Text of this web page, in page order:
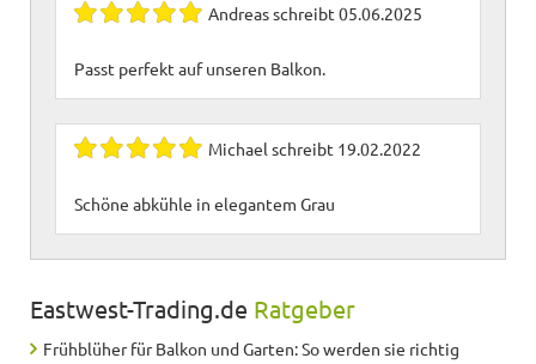
Andreasschreibt 05.06.2025
Passt perfekt auf unseren Balkon.
Michael schreibt 19.02.2022
Schöne abkühle in elegantem Grau
Eastwest-Trading.de Ratgeber
Frühblüher für Balkon und Garten: So werden sie richtig